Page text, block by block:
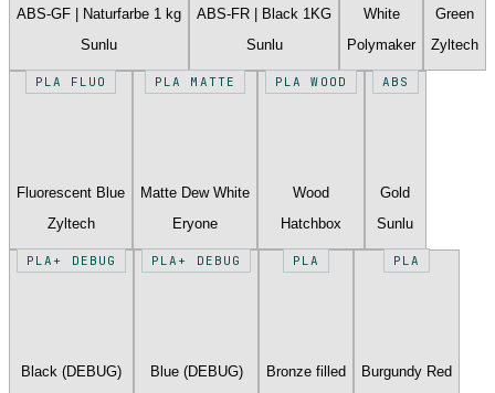
ABS-GF | Naturfarbe 1 kg
Sunlu
ABS-FR | Black 1KG
Sunlu
White
Polymaker
Green
Zyltech
PLA FLUO
Fluorescent Blue
Zyltech
PLA MATTE
Matte Dew White
Eryone
PLA WOOD
Wood
Hatchbox
ABS
Gold
Sunlu
PLA+ DEBUG
Black (DEBUG)
PLA+ DEBUG
Blue (DEBUG)
PLA
Bronze filled
PLA
Burgundy Red